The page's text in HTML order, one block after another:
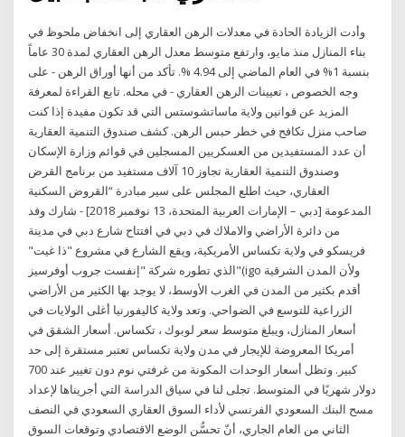
وأدت الزيادة الحادة في معدلات الرهن العقاري إلى انخفاض ملحوظ في
بناء المنازل منذ مايو، وارتفع متوسط معدل الرهن العقاري لمدة 30 عاماً
بنسبة 1% في العام الماضي إلى 4.94 %. تأكد من أنها أوراق الرهن - على
وجه الخصوص ، تعيينات الرهن العقاري - في محله. تابع القراءة لمعرفة
المزيد عن قوانين ولاية ماساتشوستس التي قد تكون مفيدة إذا كنت
صاحب منزل تكافح في خطر حبس الرهن. كشف صندوق التنمية العقارية
أن عدد المستفيدين من العسكريين المسجلين في قوائم وزارة الإسكان
وصندوق التنمية العقارية تجاوز 10 آلاف مستفيد من برنامج القرض
العقاري، حيث اطلع المجلس على سير مبادرة “القروض السكنية
المدعومة [دبي – الإمارات العربية المتحدة، 13 نوفمبر 2018] - شارك وفد
من دائرة الأراضي والاملاك في دبي في افتتاح شارع دبي في مدينة
فريسكو في ولاية تكساس الأمريكية، ويقع الشارع في مشروع "ذا غيت"
الذي تطوره شركة "إنفست جروب أوفرسيز"(igo ولأن المدن الشرقية
أقدم بكثير من المدن في الغرب الأوسط، لا يوجد بها الكثير من الأراضي
الزراعية للتوسع في الضواحي. وتعد ولاية كاليفورنيا أغلى الولايات في
أسعار المنازل، ويبلغ متوسط سعر لوبوك ، تكساس. أسعار الشقق في
أمريكا المعروضة للإيجار في مدن ولاية تكساس تعتبر مستقرة إلى حد
كبير. وتظل أسعار الوحدات المكونة من غرفتي نوم دون تغيير عند 700
دولار شهريًا في المتوسط. تجلى لنا في سياق الدراسة التي أجريناها لإعداد
مسح البنك السعودي الفرنسي لأداء السوق العقاري السعودي في النصف
الثاني من العام الجاري، أنّ تحسُّن الوضع الاقتصادي وتوقعات السوق